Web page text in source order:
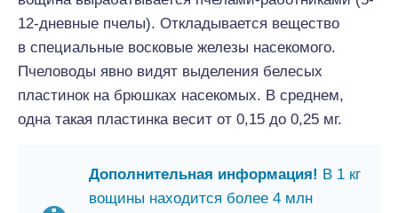
12-дневные пчелы). Откладывается вещество
в специальные восковые железы насекомого.
Пчеловоды явно видят выделения белесых
пластинок на брюшках насекомых. В среднем,
одна такая пластинка весит от 0,15 до 0,25 мг.
Дополнительная информация! В 1 кг
вощины находится более 4 млн